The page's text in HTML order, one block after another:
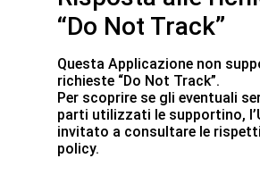
“Do Not Track”
Questa Applicazione non
richieste “Do Not Track”.
Per scoprire se gli eventuali
parti utilizzati le supportino,
invitato a consultare le
policy.